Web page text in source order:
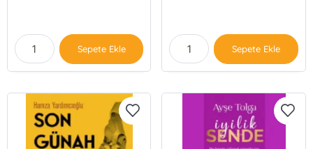
Sepete Ekle Sepete Ekle